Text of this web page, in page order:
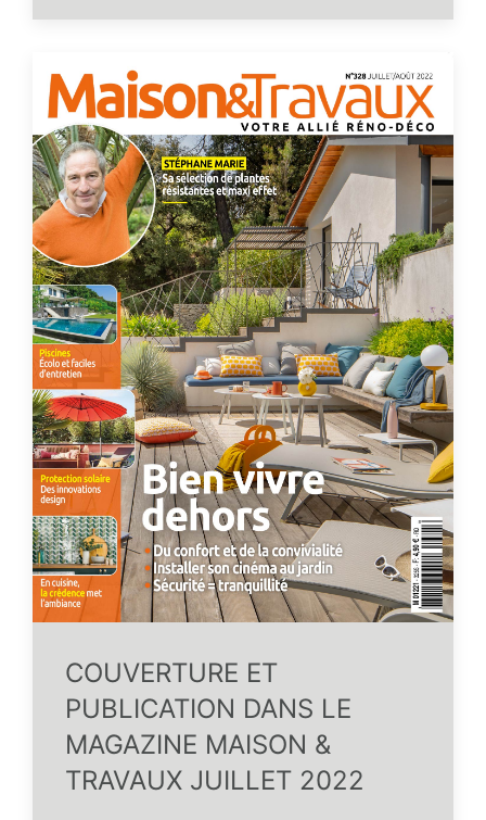
COUVERTURE ET
PUBLICATION DANS LE
MAGAZINE MAISON &
TRAVAUX JUILLET 2022